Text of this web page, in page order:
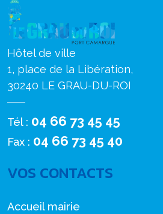
Hôtel de ville
1, place de la Libération,
30240 LE GRAU-DU-ROI
Tél : 04 66 73 45 45
Fax : 04 66 73 45 40
VOS CONTACTS
Accueil mairie